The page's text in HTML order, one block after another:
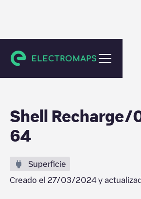
Nieuwegein
Shell
64
Superficie
Creado el 27/03/2024 y